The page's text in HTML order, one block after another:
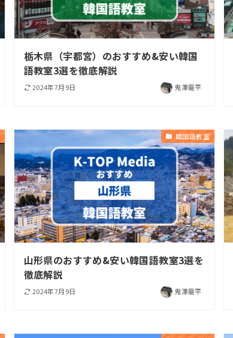
栃木県（宇都宮）のおすすめ&安い韓国
語教室3選を徹底解説
2024年7月9日 鬼澤龍平
韓国語教室
山形県のおすすめ&安い韓国語教室3選を
徹底解説
2024年7月9日 鬼澤龍平